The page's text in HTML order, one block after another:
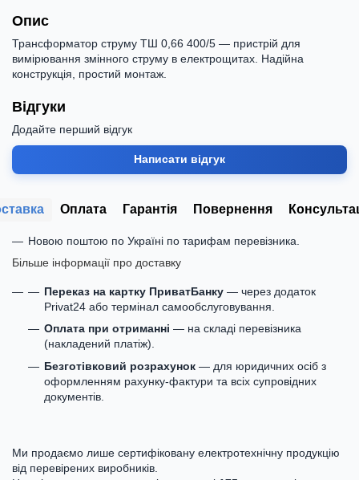
Опис
Трансформатор струму ТШ 0,66 400/5 — пристрій для
вимірювання змінного струму в електрощитах. Надійна
конструкція, простий монтаж.
Відгуки
Додайте перший відгук
Написати відгук
Оплата Гарантія Повернення
Новою поштою по Україні по тарифам перевізника.
Більше інформації про доставку
Переказ на картку ПриватБанку — через додаток
Privat24 або термінал самообслуговування.
Оплата при отриманні — на складі перевізника
(накладений платіж).
Безготівковий розрахунок — для юридичних осіб з
оформленням рахунку-фактури та всіх супровідних
документів.
Ми продаємо лише сертифіковану електротехнічну продукцію
від перевірених виробників.